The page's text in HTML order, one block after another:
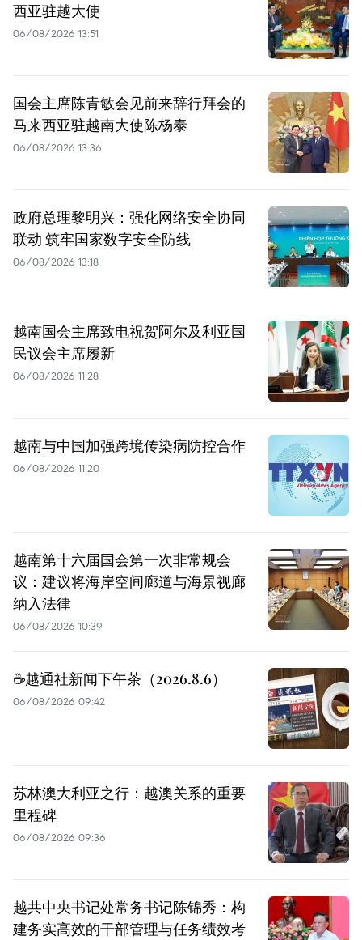
西亚驻越大使
06/08/2026 13:51
国会主席陈青敏会见前来辞行拜会的
马来西亚驻越南大使陈杨泰
06/08/2026 13:36
政府总理黎明兴：强化网络安全协同
联动 筑牢国家数字安全防线
06/08/2026 13:18
越南国会主席致电祝贺阿尔及利亚国
民议会主席履新
06/08/2026 11:28
越南与中国加强跨境传染病防控合作
06/08/2026 11:20
越南第十六届国会第一次非常规会
议：建议将海岸空间廊道与海景视廊
纳入法律
06/08/2026 10:39
☕️越通社新闻下午茶（2026.8.6）
06/08/2026 09:42
苏林澳大利亚之行：越澳关系的重要
里程碑
06/08/2026 09:36
越共中央书记处常务书记陈锦秀：构
建务实高效的干部管理与任务绩效考